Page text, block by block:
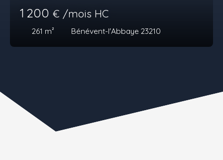
1 200 € /mois HC
261 m² Bénévent-l'Abbaye 23210